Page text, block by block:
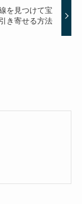
を見つけて宝
き寄せる方法